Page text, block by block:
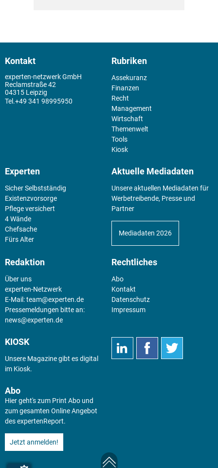
Kontakt
experten-netzwerk GmbH
Reclamstraße 42
04315 Leipzig
+49 341 98995950
Rubriken
Assekuranz
Finanzen
Recht
Management
Wirtschaft
Themenwelt
Tools
Kiosk
Experten
Sicher Selbstständig
Existenz­vorsorge
Pflege versichert
4 Wände
Chefsache
Fürs Alter
Aktuelle Mediadaten
Unsere aktuellen Mediadaten für
Werbetreibende, Presse und
Partner
Mediadaten 2026
Redaktion
Über uns
experten-Netzwerk
E-Mail:team@experten.de
Pressemeldungen bitte an:
news@experten.de
Rechtliches
Abo
Kontakt
Datenschutz
Impressum
KIOSK
Unsere Magazine gibt es digital
im Kiosk.
Abo
Hier geht's zum Print Abo und
zum gesamten Online Angebot
des expertenReport.
Jetzt anmelden!